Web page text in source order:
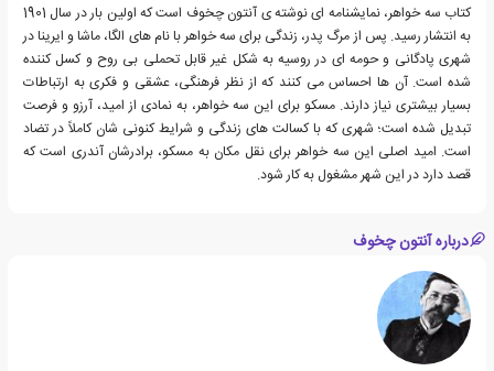
کتاب سه خواهر، نمایشنامه ای نوشته ی آنتون چخوف است که اولین بار در سال 1901
به انتشار رسید. پس از مرگ پدر، زندگی برای سه خواهر با نام های الگا، ماشا و ایرینا در
شهری پادگانی و حومه ای در روسیه به شکل غیر قابل تحملی بی روح و کسل کننده
شده است. آن ها احساس می کنند که از نظر فرهنگی، عشقی و فکری به ارتباطات
بسیار بیشتری نیاز دارند. مسکو برای این سه خواهر، به نمادی از امید، آرزو و فرصت
تبدیل شده است؛ شهری که با کسالت های زندگی و شرایط کنونی شان کاملاً در تضاد
است. امید اصلی این سه خواهر برای نقل مکان به مسکو، برادرشان آندری است که
قصد دارد در این شهر مشغول به کار شود.
درباره آنتون چخوف